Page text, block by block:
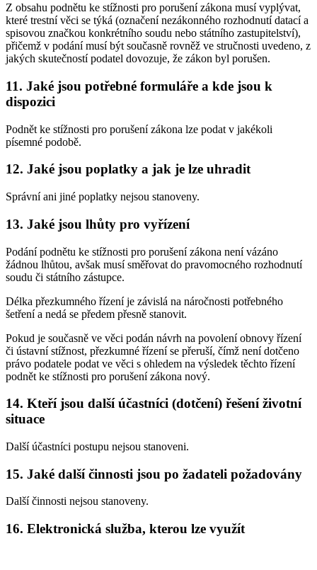
Z obsahu podnětu ke stížnosti pro porušení zákona musí vyplývat,
které trestní věci se týká (označení nezákonného rozhodnutí datací a
spisovou značkou konkrétního soudu nebo státního zastupitelství),
přičemž v podání musí být současně rovněž ve stručnosti uvedeno, z
jakých skutečností podatel dovozuje, že zákon byl porušen.
11. Jaké jsou potřebné formuláře a kde jsou k
dispozici
Podnět ke stížnosti pro porušení zákona lze podat v jakékoli
písemné podobě.
12. Jaké jsou poplatky a jak je lze uhradit
Správní ani jiné poplatky nejsou stanoveny.
13. Jaké jsou lhůty pro vyřízení
Podání podnětu ke stížnosti pro porušení zákona není vázáno
žádnou lhůtou, avšak musí směřovat do pravomocného rozhodnutí
soudu či státního zástupce.
Délka přezkumného řízení je závislá na náročnosti potřebného
šetření a nedá se předem přesně stanovit.
Pokud je současně ve věci podán návrh na povolení obnovy řízení
či ústavní stížnost, přezkumné řízení se přeruší, čímž není dotčeno
právo podatele podat ve věci s ohledem na výsledek těchto řízení
podnět ke stížnosti pro porušení zákona nový.
14. Kteří jsou další účastníci (dotčení) řešení životní
situace
Další účastníci postupu nejsou stanoveni.
15. Jaké další činnosti jsou po žadateli požadovány
Další činnosti nejsou stanoveny.
16. Elektronická služba, kterou lze využít